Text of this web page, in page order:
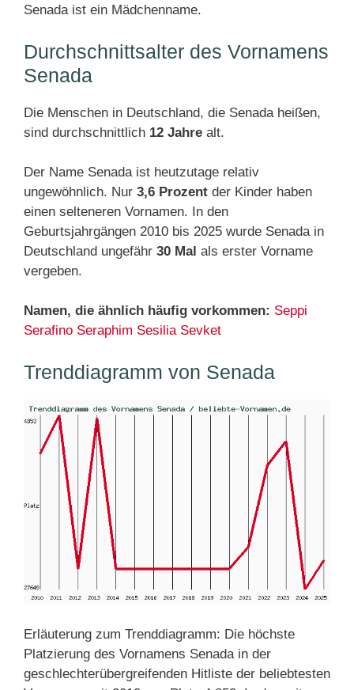
Senada ist ein Mädchenname.
Durchschnittsalter des Vornamens
Senada
Die Menschen in Deutschland, die Senada heißen,
sind durchschnittlich 12 Jahre alt.
Der Name Senada ist heutzutage relativ
ungewöhnlich. Nur 3,6 Prozent der Kinder haben
einen selteneren Vornamen. In den
Geburtsjahrgängen 2010 bis 2025 wurde Senada in
Deutschland ungefähr 30 Mal als erster Vorname
vergeben.
Namen, die ähnlich häufig vorkommen: Seppi
Serafino Seraphim Sesilia Sevket
Trenddiagramm von Senada
Erläuterung zum Trenddiagramm: Die höchste
Platzierung des Vornamens Senada in der
geschlechterübergreifenden Hitliste der beliebtesten